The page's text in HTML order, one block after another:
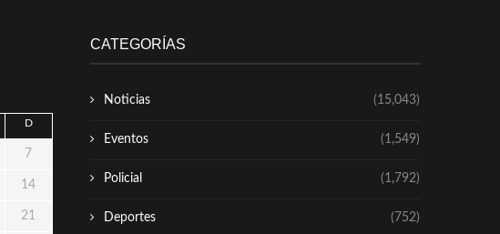
D
7
14
21
CATEGORÍAS
Noticias (15,043)
Eventos (1,549)
Policial (1,792)
Deportes (752)